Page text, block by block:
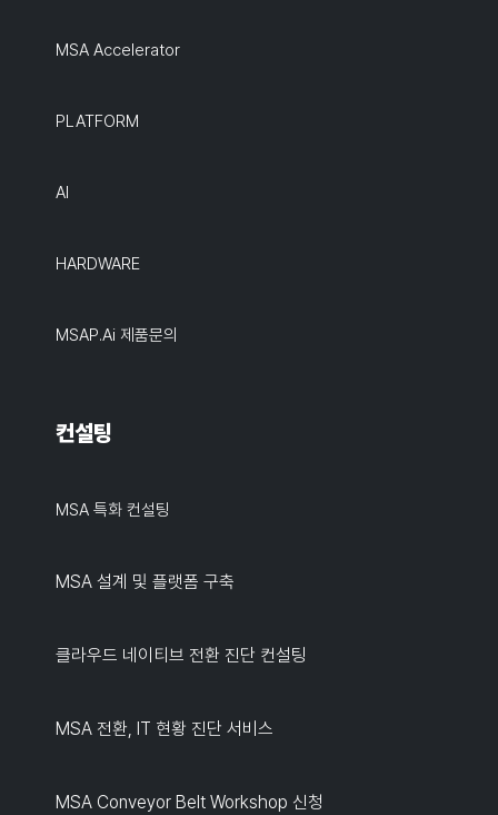
MSA Accelerator
PLATFORM
AI
HARDWARE
MSAP.ai 제품문의
컨설팅
MSA 특화 컨설팅
MSA 설계 및 플랫폼 구축
클라우드 네이티브 전환 진단 컨설팅
MSA 전환, IT 현황 진단 서비스
MSA Conveyor Belt Workshop 신청